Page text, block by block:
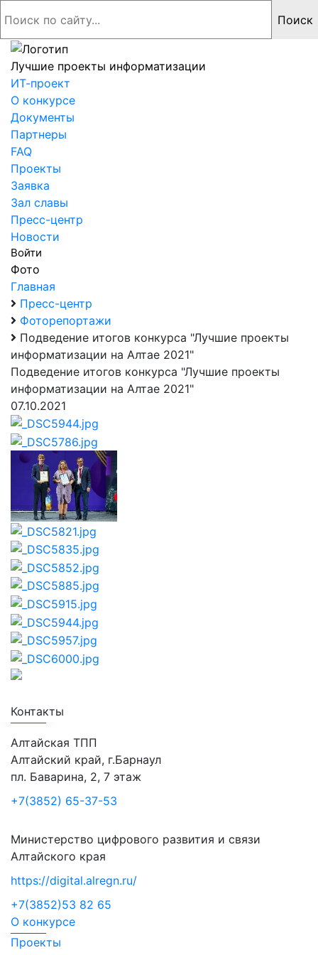
Лучшие проекты информатизации
ИТ-проект
О конкурсе
Документы
Партнеры
FAQ
Проекты
Заявка
Зал славы
Пресс-центр
Новости
Войти
Фото
Главная
Пресс-центр
Фоторепортажи
Подведение итогов конкурса "Лучшие проекты
информатизации на Алтае 2021"
Подведение итогов конкурса "Лучшие проекты
информатизации на Алтае 2021"
07.10.2021
Контакты
Алтайская ТПП
Алтайский край, г.Барнаул
пл. Баварина, 2, 7 этаж
+7(3852) 65-37-53
Министерство цифрового развития и связи
Алтайского края
https://digital.alregn.ru/
+7(3852)53 82 65
О конкурсе
Проекты